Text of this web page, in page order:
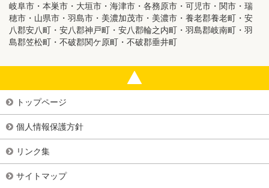
岐阜市・本巣市・大垣市・海津市・各務原市・可児市・関市・瑞
穂市・山県市・羽島市・美濃加茂市・美濃市・養老郡養老町・安
八郡安八町・安八郡神戸町・安八郡輪之内町・羽島郡岐南町・羽
島郡笠松町・不破郡関ケ原町・不破郡垂井町
トップページ
個人情報保護方針
リンク集
サイトマップ